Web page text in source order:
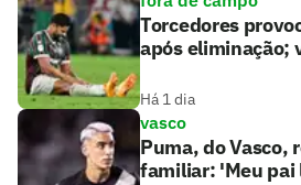
Torcedores
após eliminação;
Há 1 dia
vasco
Puma, do Vasco,
familiar: 'Meu pai